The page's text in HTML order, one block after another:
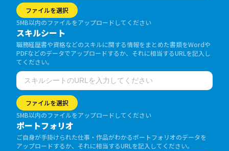
ファイルを選択
5MB以内のファイルをアップロードしてください
スキルシート
職務経歴書や資格などのスキルに関する情報をまとめた書類をWordや
PDFなどのデータでアップロードするか、それに相当するURLを記入し
てください。
ファイルを選択
5MB以内のファイルをアップロードしてください
ポートフォリオ
ご自身が手掛けられた仕事・作品がわかるポートフォリオのデータを
アップロードするか、それに相当するURLを記入してください。